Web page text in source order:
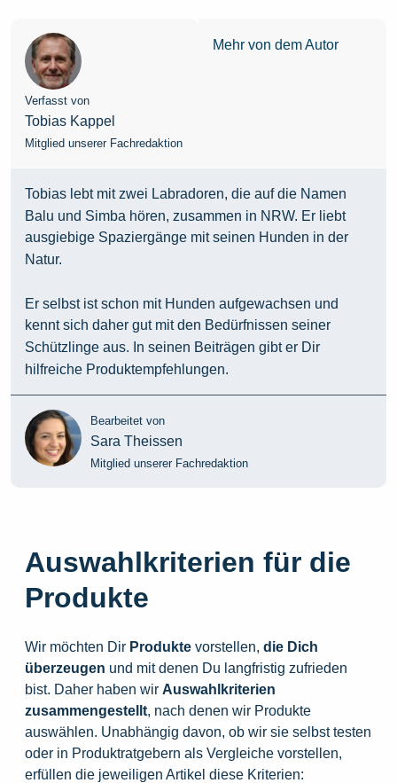
Verfasst von
Tobias Kappel
Mitglied unserer Fachredaktion
Mehr von dem Autor
Tobias lebt mit zwei Labradoren, die auf die Namen
Balu und Simba hören, zusammen in NRW. Er liebt
ausgiebige Spaziergänge mit seinen Hunden in der
Natur.
Er selbst ist schon mit Hunden aufgewachsen und
kennt sich daher gut mit den Bedürfnissen seiner
Schützlinge aus. In seinen Beiträgen gibt er Dir
hilfreiche Produktempfehlungen.
Bearbeitet von
Sara Theissen
Mitglied unserer Fachredaktion
Auswahlkriterien für die
Produkte
Wir möchten Dir Produkte vorstellen, die Dich
überzeugen und mit denen Du langfristig zufrieden
bist. Daher haben wir Auswahlkriterien
zusammengestellt, nach denen wir Produkte
auswählen. Unabhängig davon, ob wir sie selbst testen
oder in Produktratgebern als Vergleiche vorstellen,
erfüllen die jeweiligen Artikel diese Kriterien: